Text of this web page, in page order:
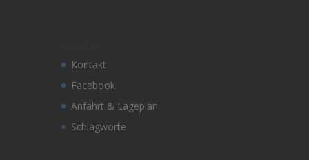
Kontakt
Facebook
Anfahrt & Lageplan
Schlagworte